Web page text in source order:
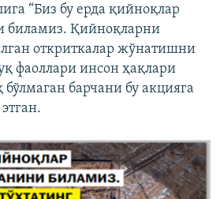
“Биз бу ерда қийноқлар
биламиз. Қийноқларни
откриткалар жўнатишни
фаоллари инсон ҳақлари
барчани бу акцияга